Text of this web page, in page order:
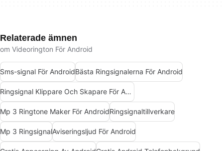
Relaterade ämnen
om Videorington För Android
Sms-signal För AndroidBästa Ringsignalerna För Android
Ringsignal Klippare Och Skapare För Android
Mp 3 Ringtone Maker För AndroidRingsignaltillverkare
Mp 3 RingsignalAviseringsljud För Android